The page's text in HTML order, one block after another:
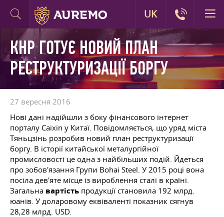
КНР ГОТУЄ НОВИЙ ПЛАН
РЕСТРУКТУРИЗАЦІЇ БОРГУ
27 вересня 2016
Нові дані надійшли з боку фінансового інтернет
порталу Caixin у Китаї. Повідомляється, що уряд міста
Тяньцзінь розробив новий план реструктуризації
боргу. В історії китайської металургійної
промисловості це одна з найбільших подій. Йдеться
про зобов'язання Групи Bohai Steel. У 2015 році вона
посіла дев'яте місце із вироблення сталі в країні.
Загальна вартість продукції становила 192 млрд.
юанів. У доларовому еквіваленті показник сягнув
28,28 млрд. USD.
UK